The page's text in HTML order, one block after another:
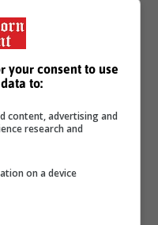
die dorp se
sleg
hou en is tans nie
your consent to use
to:
content, advertising and
research and
on a device